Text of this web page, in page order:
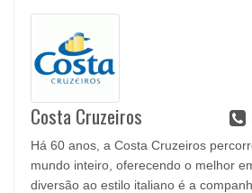
Costa Cruzeiros
Há 60 anos, a Costa Cruzeiros
mundo inteiro, oferecendo o melhor
diversão ao estilo italiano é a